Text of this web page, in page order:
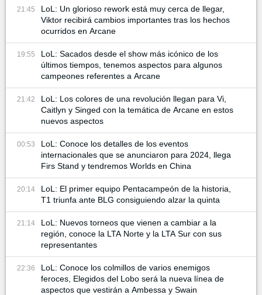
21:45
LoL: Un glorioso rework está muy cerca de llegar,
Viktor recibirá cambios importantes tras los hechos
ocurridos en Arcane
19:55
LoL: Sacados desde el show más icónico de los
últimos tiempos, tenemos aspectos para algunos
campeones referentes a Arcane
21:42
LoL: Los colores de una revolución llegan para Vi,
Caitlyn y Singed con la temática de Arcane en estos
nuevos aspectos
00:53
LoL: Conoce los detalles de los eventos
internacionales que se anunciaron para 2024, llega
Firs Stand y tendremos Worlds en China
20:14
LoL: El primer equipo Pentacampeón de la historia,
T1 triunfa ante BLG consiguiendo alzar la quinta
21:14
LoL: Nuevos torneos que vienen a cambiar a la
región, conoce la LTA Norte y la LTA Sur con sus
representantes
22:36
LoL: Conoce los colmillos de varios enemigos
feroces, Elegidos del Lobo será la nueva línea de
aspectos que vestirán a Ambessa y Swain